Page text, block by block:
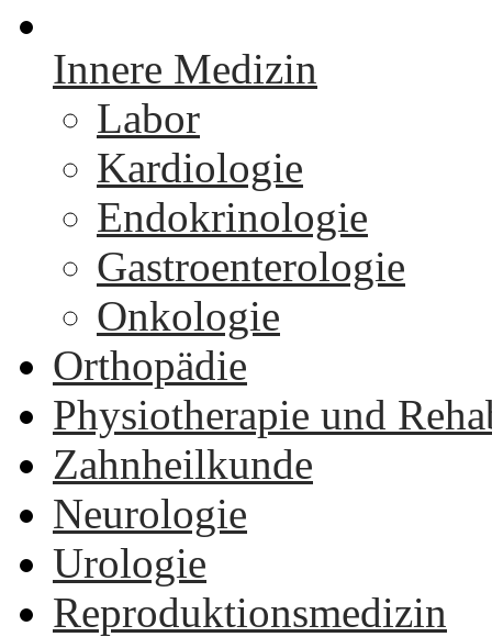
Innere Medizin
Labor
Kardiologie
Endokrinologie
Gastroenterologie
Onkologie
Orthopädie
Physiotherapie und
Zahnheilkunde
Neurologie
Urologie
Reproduktionsmedizin